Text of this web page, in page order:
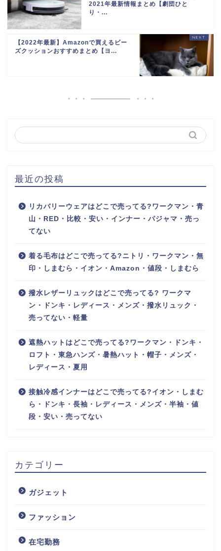
2021年最新情報まとめ【劇団ひと
り・...
【2022年最新】Amazonで買えるビー
ズクッションおすすめまとめ【ヨ...
最近の投稿
リカバリーウェアはどこで売ってる?ワークマン・青
山・RED・比較・安い・インナー・パジャマ・売っ
てない
着る毛布はどこで売ってる?ニトリ・ワークマン・無
印・しまむら・イオン・Amazon・値段・しまむら
撥水レザーリュックはどこで売ってる? ワークマ
ン・ドンキ・レディース・メンズ・撥水リュック・
売ってない・軽量
遮熱ハットはどこで売ってる?ワークマン・ドンキ・
ロフト・東急ハンズ・暑熱ハット・帽子・メンズ・
レディース・夏用
接触冷感インナーはどこで売ってる?イオン・しまむ
ら・ドンキ・長袖・レディース・メンズ・半袖・値
段・安い・売ってない
カテゴリー
ガジェット
ファッション
在宅勤務